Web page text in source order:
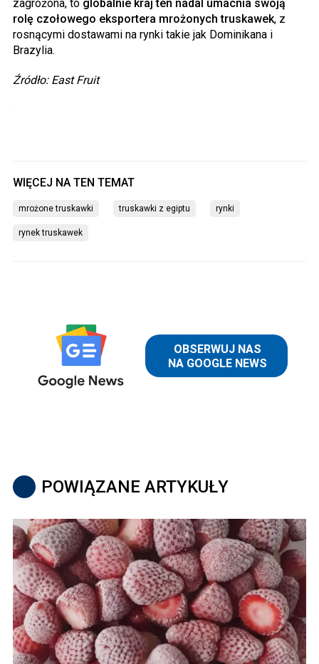
zagrożona, to globalnie kraj ten nadal umacnia swoją
rolę czołowego eksportera mrożonych truskawek, z
rosnącymi dostawami na rynki takie jak Dominikana i
Brazylia.
Źródło: East Fruit
mrożone truskawki truskawki z egiptu rynki
rynek truskawek
POWIĄZANE ARTYKUŁY